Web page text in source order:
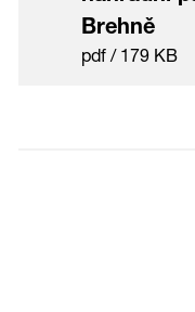
Brehně
pdf / 179 KB